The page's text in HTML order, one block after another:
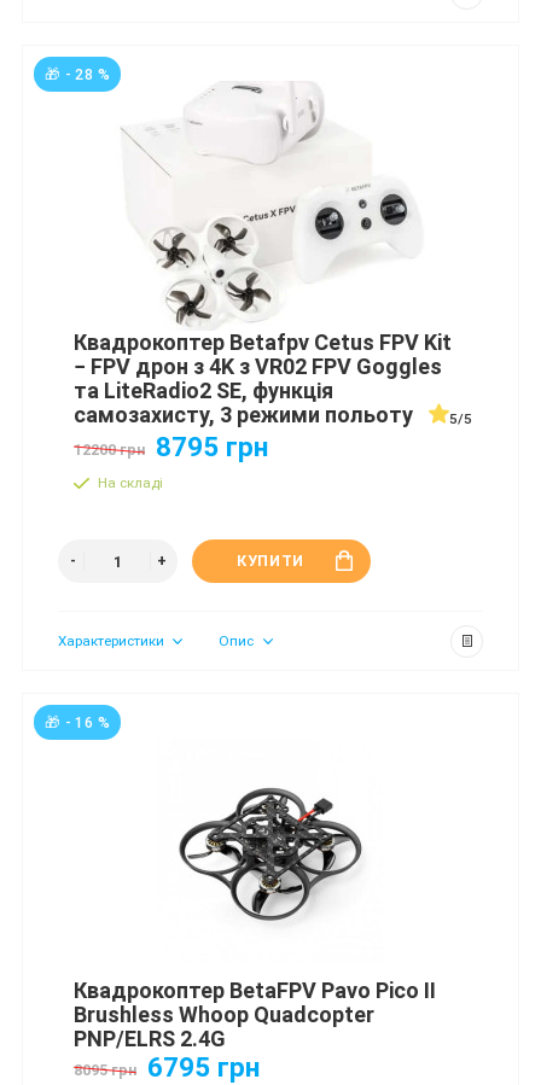
🎁 - 28 %
Квадрокоптер Betafpv Cetus FPV Kit
− FPV дрон з 4K з VR02 FPV Goggles
та LiteRadio2 SE, функція
самозахисту, 3 режими польоту
5/5
12200 грн 8795 грн
На складі
КУПИТИ
Характеристики Опис
🎁 - 16 %
Квадрокоптер BetaFPV Pavo Pico II
Brushless Whoop Quadcopter
PNP/ELRS 2.4G
8095 грн 6795 грн